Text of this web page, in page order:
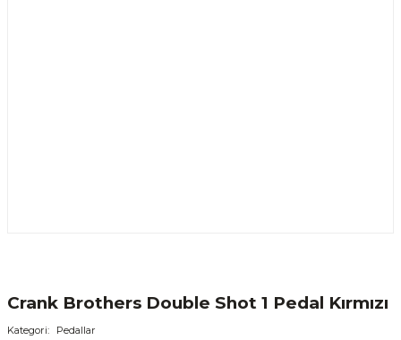
Crank Brothers Double Shot 1 Pedal Kırmızı
Kategori
Pedallar